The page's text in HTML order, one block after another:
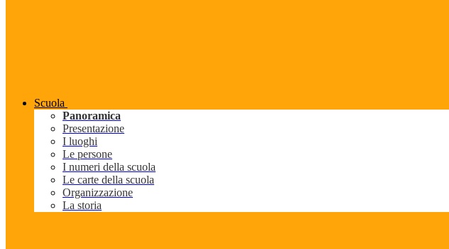
Scuola
Panoramica
Presentazione
I luoghi
Le persone
I numeri della scuola
Le carte della scuola
Organizzazione
La storia